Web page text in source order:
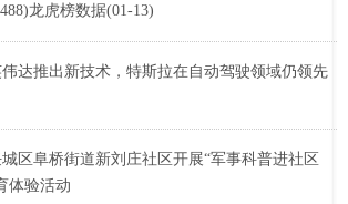
龙虎榜数据(01-13)
达推出新技术，特斯拉在自动驾驶领域仍领先
城区阜桥街道新刘庄社区开展“军事科普进社区
体验活动